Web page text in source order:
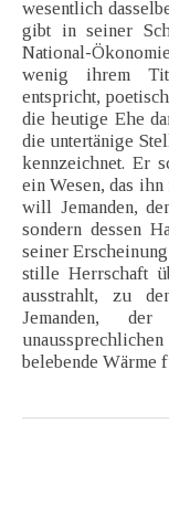
wesentlich
gibt in seiner
National-
wenig ihrem
entspricht,
die heutige Ehe
die untertänige
kennzeichnet. Er
ein Wesen, das
will Jemanden,
sondern dessen
seiner
stille Herrschaft
ausstrahlt, zu
Jemanden,
belebende Wärme